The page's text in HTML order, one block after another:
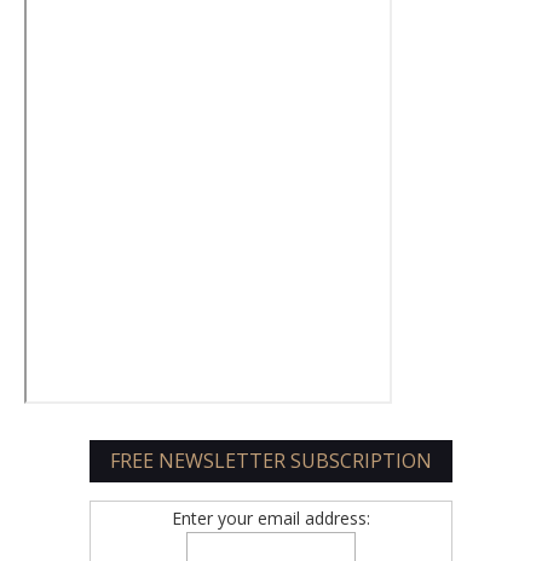
FREE NEWSLETTER SUBSCRIPTION
Enter your email address: